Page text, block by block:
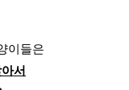
이들은
서